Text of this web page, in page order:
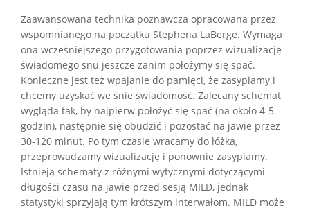
Zaawansowana technika poznawcza opracowana przez
wspomnianego na początku Stephena LaBerge. Wymaga
ona wcześniejszego przygotowania poprzez wizualizację
świadomego snu jeszcze zanim położymy się spać.
Konieczne jest też wpajanie do pamięci, że zasypiamy i
chcemy uzyskać we śnie świadomość. Zalecany schemat
wygląda tak, by najpierw położyć się spać (na około 4-5
godzin), następnie się obudzić i pozostać na jawie przez
30-120 minut. Po tym czasie wracamy do łóżka,
przeprowadzamy wizualizację i ponownie zasypiamy.
Istnieją schematy z różnymi wytycznymi dotyczącymi
długości czasu na jawie przed sesją MILD, jednak
statystyki sprzyjają tym krótszym interwałom. MILD może